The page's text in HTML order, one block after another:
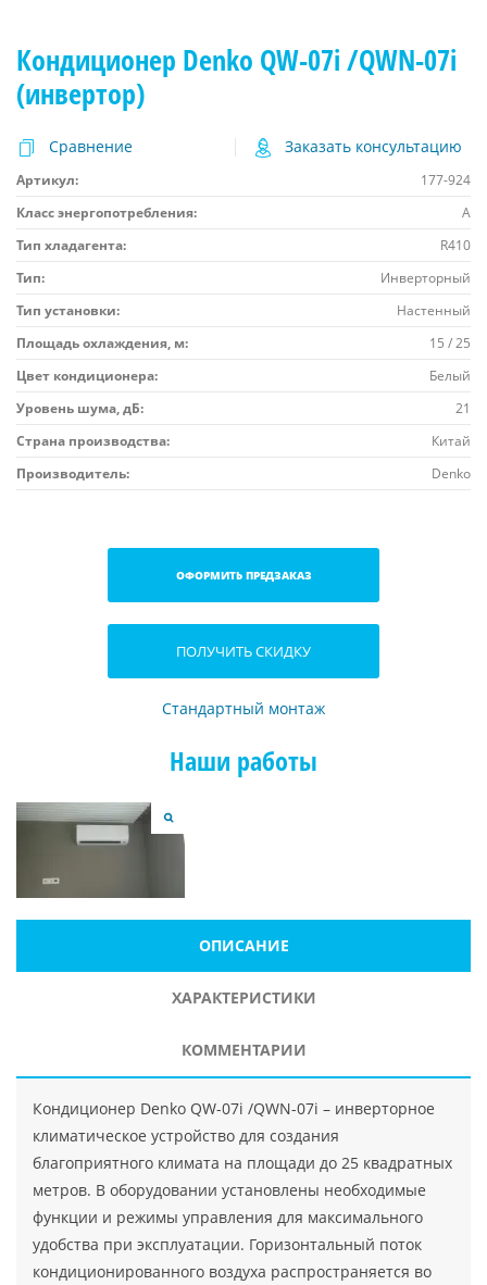
Кондиционер Denko QW-07i /QWN-07i
(инвертор)
Сравнение Заказать консультацию
Артикул:
177-924
Класс энергопотребления:
A
Тип хладагента:
R410
Тип:
Инверторный
Тип установки:
Настенный
Площадь охлаждения, м:
15 / 25
Цвет кондиционера:
Белый
Уровень шума, дБ:
21
Страна производства:
Китай
Производитель:
Denko
ОФОРМИТЬ ПРЕДЗАКАЗ
ПОЛУЧИТЬ СКИДКУ
Стандартный монтаж
Наши работы
ОПИСАНИЕ
ХАРАКТЕРИСТИКИ
КОММЕНТАРИИ
Кондиционер Denko QW-07i /QWN-07i – инверторное
климатическое устройство для создания
благоприятного климата на площади до 25 квадратных
метров. В оборудовании установлены необходимые
функции и режимы управления для максимального
удобства при эксплуатации. Горизонтальный поток
кондиционированного воздуха распространяется во